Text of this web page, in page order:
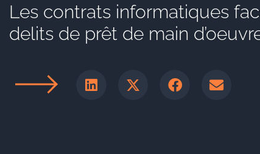
Les contrats informatiques
delits de prêt de main